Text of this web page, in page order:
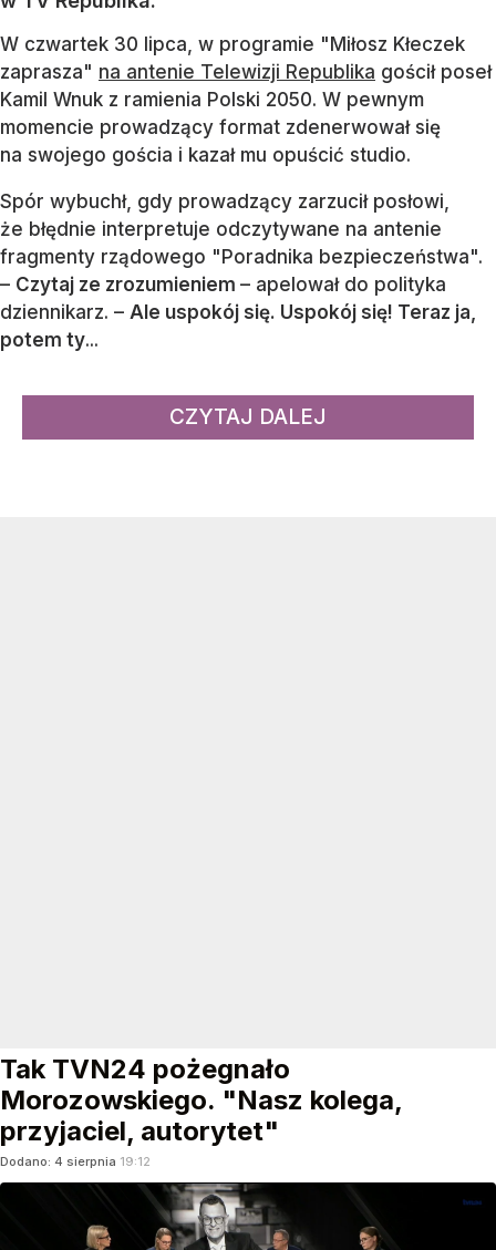
W czwartek 30 lipca, w programie "Miłosz Kłeczek
zaprasza" na antenie Telewizji Republika gościł poseł
Kamil Wnuk z ramienia Polski 2050. W pewnym
momencie prowadzący format zdenerwował się
na swojego gościa i kazał mu opuścić studio.
Spór wybuchł, gdy prowadzący zarzucił posłowi,
że błędnie interpretuje odczytywane na antenie
fragmenty rządowego "Poradnika bezpieczeństwa".
– Czytaj ze zrozumieniem – apelował do polityka
dziennikarz. – Ale uspokój się. Uspokój się! Teraz ja,
potem ty...
CZYTAJ DALEJ
Tak TVN24 pożegnało
Morozowskiego. "Nasz kolega,
przyjaciel, autorytet"
Dodano: 4 sierpnia 19:12